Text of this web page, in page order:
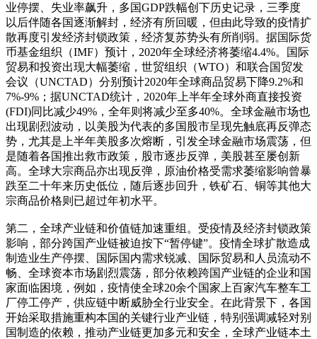
业停摆、失业率飙升，多国GDP跌幅创下历史记录，三季度
以后伴随各国逐渐解封，经济有所回暖，但由此导致的疫情扩
散再度引发经济封锁政策，经济复苏势头有所削弱。据国际货
币基金组织（IMF）预计，2020年全球经济将萎缩4.4%。国际
贸易和投资出现大幅萎缩，世贸组织（WTO）和联合国贸发
会议（UNCTAD）分别预计2020年全球商品贸易下降9.2%和
7%-9%；据UNCTAD统计，2020年上半年全球外商直接投资
(FDI)同比减少49%，全年则将减少至多40%。全球金融市场也
出现剧烈波动，以美股为代表的多国股市呈现先触底再反弹态
势，尤其是上半年美股多次熔断，引发全球金融市场震荡，但
是随着各国推出救市政策，股市逐步反弹，美股甚至屡创新
高。全球大宗商品亦出现反弹，原油价格受需求萎缩影响曾暴
跌至二十年来历史低位，随后逐步回升，铁矿石、铜等其他大
宗商品价格则已超过年初水平。
第二，全球产业链和价值链加速重组。受疫情及经济封锁政策
影响，部分跨国产业链被迫按下“暂停键”。疫情全球扩散造成
制造业生产停摆、国际国内需求锐减、国际贸易和人员流动不
畅、全球资本市场剧烈震荡，部分依赖跨国产业链的企业和国
家面临困境，例如，疫情使全球20余个国家上百家汽车整车工
厂停工停产，供应链中断威胁全行业安全。在此背景下，各国
开始采取措施重构本国的关键行业产业链，特别强调减轻对别
国制造的依赖，推动产业链更加多元和安全，全球产业链本土